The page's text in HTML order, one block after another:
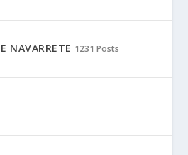
NAVARRETE 1231 Posts